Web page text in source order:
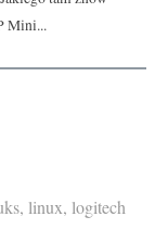
Mini...
, linux, logitech